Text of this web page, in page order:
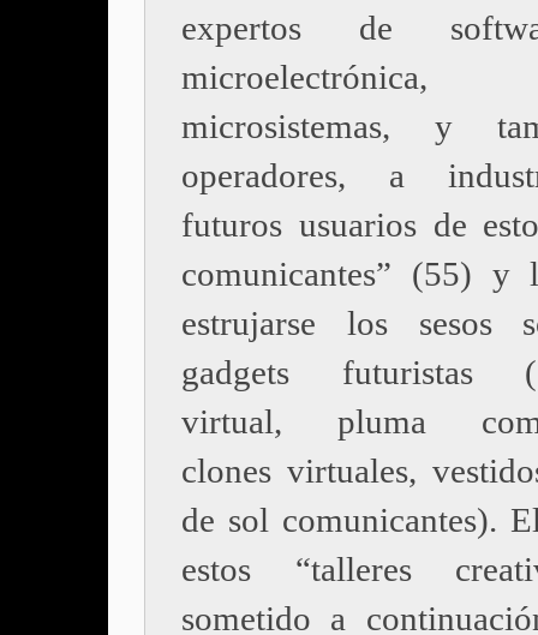
expertos de
microsistemas, y
operadores, a
futuros usuarios de
comunicantes” (55) y
estrujarse los sesos
gadgets futuristas
virtual, pluma
clones virtuales,
de sol comunicantes).
estos “talleres
sometido a